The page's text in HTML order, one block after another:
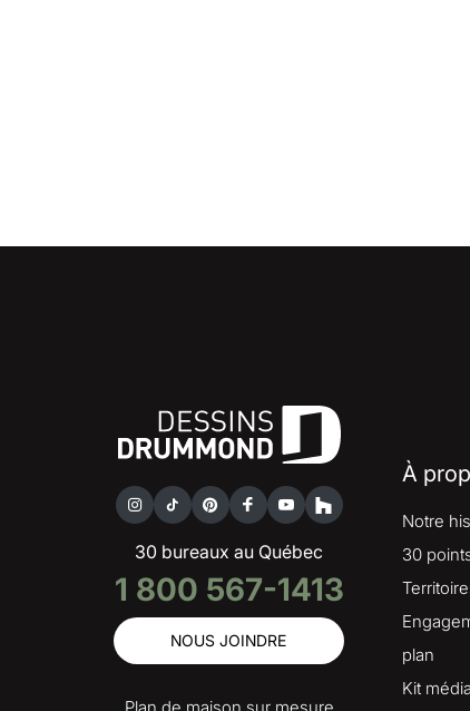
30 bureaux au Québec
1 800 567-1413
NOUS JOINDRE
À
Notre
30
plan
Kit média